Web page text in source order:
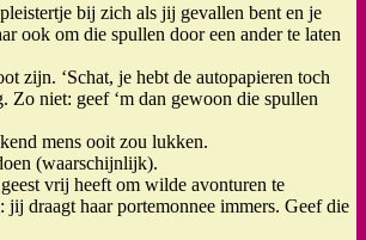
bij zich als jij gevallen bent en je
ook om die spullen door een ander te laten
zijn. ‘Schat, je hebt de autopapieren toch
Zo niet: geef ‘m dan gewoon die spullen
mens ooit zou lukken.
(waarschijnlijk).
vrij heeft om wilde avonturen te
draagt haar portemonnee immers. Geef die